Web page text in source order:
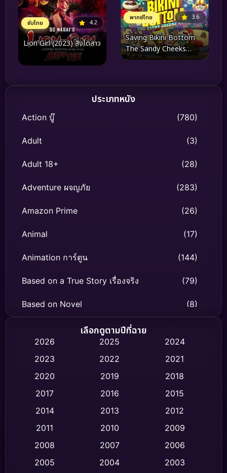
ซับไทย 4.2
Lion Girl (2023) สิงโตสาว
พากย์ไทย 3.6
Saving Bikini Bottom
The Sandy Cheeks
Movie (2024)
ประเภทหนัง
Action บู๊ (780)
Adult (3)
Adult 18+ (28)
Adventure ผจญภัย (283)
Amazon Prime (26)
Animal (17)
Animation การ์ตูน (144)
Based on a True Story เรื่องจริง (79)
Based on Novel (8)
Biography ชีวิตจริง
Classic หนังคลาสสิก (47)
Comedy ตลก (454)
Crime อาชญากรรม (532)
Cult Film
เลือกดูตามปีที่ฉาย
2026 2025
2024
2023
2022
2021
2020
2019
2018
2017
2016
2015
2014
2013
2012
2011
2010
2009
2008
2007
2006
2005
2004
2003